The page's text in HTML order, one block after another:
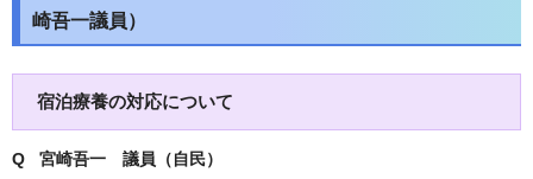
崎吾一議員）
宿泊療養の対応について
Q 宮崎吾一 議員（自民）